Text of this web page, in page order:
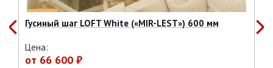
Гусиный шаг LOFT White («MIR-LEST») 600 мм
Цена:
от 66 600 ₽